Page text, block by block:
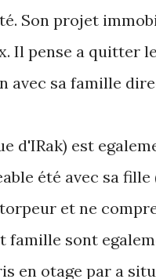
Son projet
Il pense a quitter
avec sa famille
d'IRak) est
été avec sa
et ne
famille sont
en otage par a